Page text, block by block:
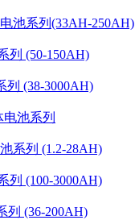
池系列(33AH-250AH)
列 (50-150AH)
列 (38-3000AH)
池系列
系列 (1.2-28AH)
列 (100-3000AH)
列 (36-200AH)